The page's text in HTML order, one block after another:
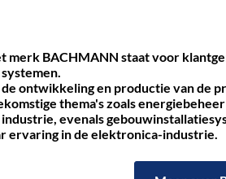
merk BACHMANN staat voor
de ontwikkeling en productie van de
thema's zoals
evenals
ervaring in de elektronica-industrie.